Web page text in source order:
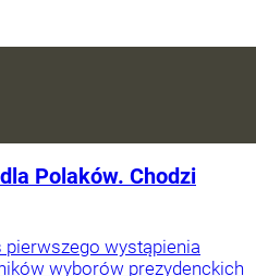
Polaków. Chodzi
pierwszego wystąpienia
wyborów prezydenckich